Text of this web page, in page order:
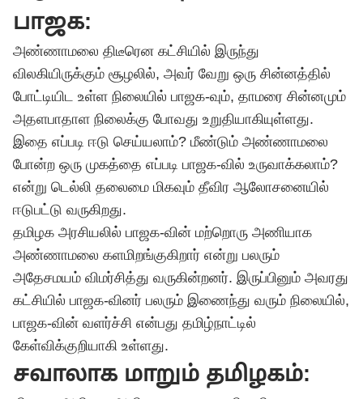
பாஜக:
அண்ணாமலை திடீரென கட்சியில் இருந்து
விலகியிருக்கும் சூழலில், அவர் வேறு ஒரு சின்னத்தில்
போட்டியிட உள்ள நிலையில் பாஜக-வும், தாமரை சின்னமும்
அதளபாதாள நிலைக்கு போவது உறுதியாகியுள்ளது.
இதை எப்படி ஈடு செய்யலாம்? மீண்டும் அண்ணாமலை
போன்ற ஒரு முகத்தை எப்படி பாஜக-வில் உருவாக்கலாம்?
என்று டெல்லி தலைமை மிகவும் தீவிர ஆலோசனையில்
ஈடுபட்டு வருகிறது.
தமிழக அரசியலில் பாஜக-வின் மற்றொரு அணியாக
அண்ணாமலை களமிறங்குகிறார் என்று பலரும்
அதேசமயம் விமர்சித்து வருகின்றனர். இருப்பினும் அவரது
கட்சியில் பாஜக-வினர் பலரும் இணைந்து வரும் நிலையில்,
பாஜக-வின் வளர்ச்சி என்பது தமிழ்நாட்டில்
கேள்விக்குறியாகி உள்ளது.
சவாலாக மாறும் தமிழகம்: